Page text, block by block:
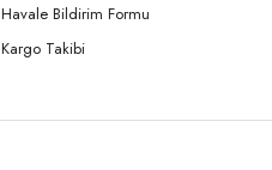
Havale Bildirim Formu
Kargo Takibi